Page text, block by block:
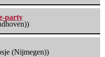
party
(Nijmegen))